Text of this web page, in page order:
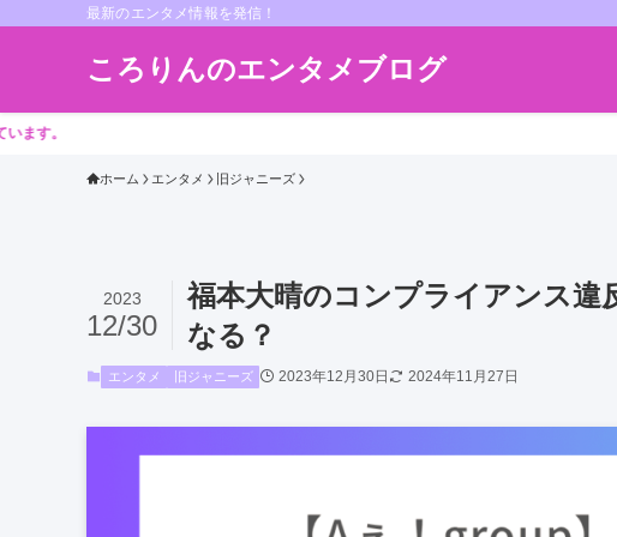
最新のエンタメ情報を発信！
ころりんのエンタメブログ
ホーム エンタメ 旧ジャニーズ
福本大晴のコンプライアンス違
なる？
2023
12/30
エンタメ 旧ジャニーズ 2023年12月30日 2024年11月27日